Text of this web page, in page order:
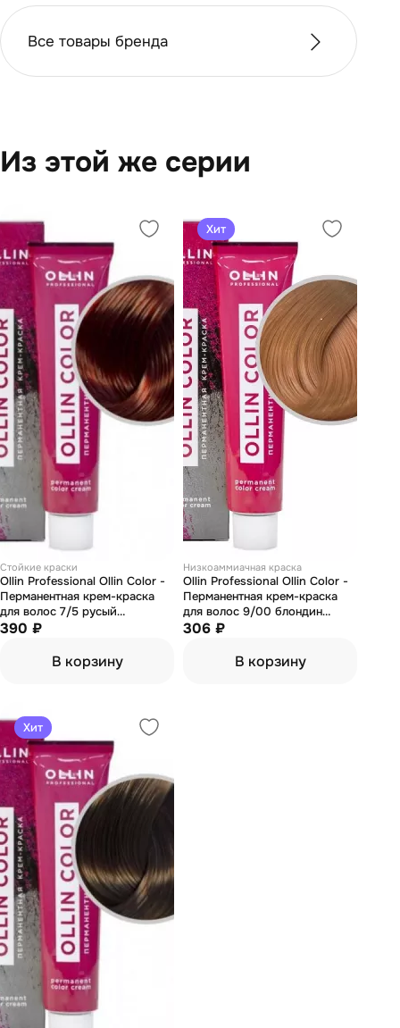
Все товары бренда
Из этой же серии
Стойкие краски
Ollin Professional Ollin Color -
Перманентная крем-краска
для волос 7/5 русый
махагоновый 100 мл
390 ₽
В корзину
Хит
Низкоаммиачная краска
Ollin Professional Ollin Color -
Перманентная крем-краска
для волос 9/00 блондин
глубокий 60 мл
306 ₽
В корзину
Хит